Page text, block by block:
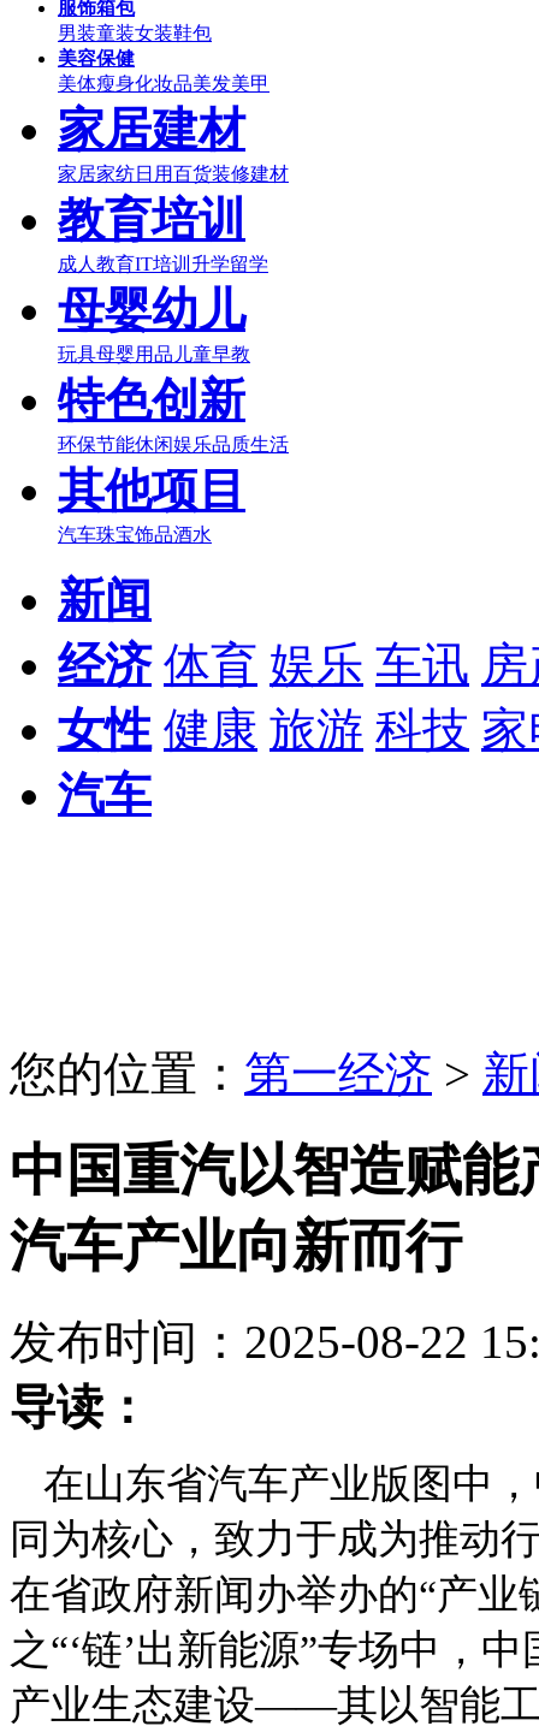
服饰箱包
男装童装女装鞋包
美容保健
美体瘦身化妆品美发美甲
家居建材
家居家纺日用百货装修建材
教育培训
成人教育IT培训 升学留学
母婴幼儿
玩具母婴用品 儿童早教
特色创新
环保节能休闲娱乐品质生活
其他项目
汽车珠宝饰品酒水
新闻
经济 体育 娱乐 车讯
女性 健康 旅游 科技
汽车
您的位置： 第一经济 >
中国重汽以智造赋
汽车产业向新而行
发布时间：2025-08-22
导读：
在山东省汽车产业版图中
同为核心，致力于成为推动
在省政府新闻办举办的“产
之“‘链’出新能源”专场中，
产业生态建设——其以智能